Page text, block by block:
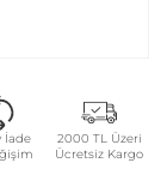
İade
2000 TL Üzeri
Ücretsiz Kargo
ücretsiz